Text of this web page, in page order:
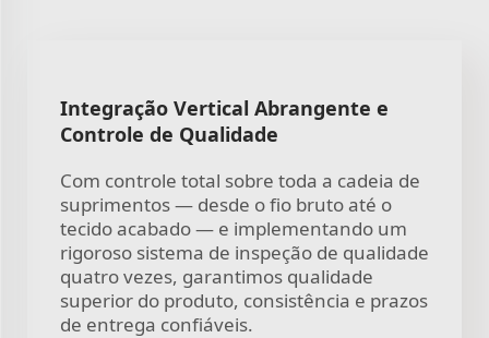
Integração Vertical Abrangente e
Controle de Qualidade
Com controle total sobre toda a cadeia de
suprimentos — desde o fio bruto até o
tecido acabado — e implementando um
rigoroso sistema de inspeção de qualidade
quatro vezes, garantimos qualidade
superior do produto, consistência e prazos
de entrega confiáveis.